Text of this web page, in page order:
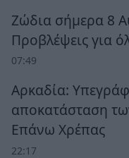
Ζώδια σήμερα 8
Προβλέψεις για
07:49
Αρκαδία:
αποκατάσταση
Επάνω Χρέπας
22:17